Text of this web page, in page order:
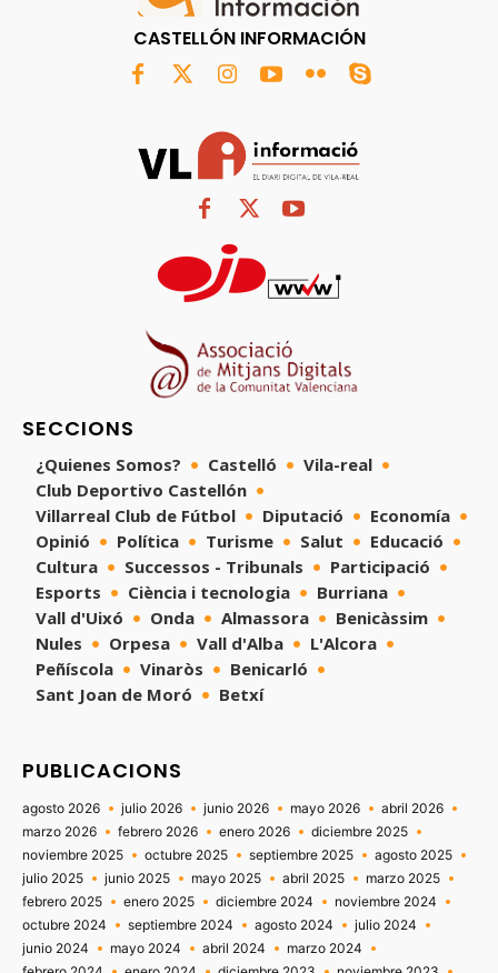
CASTELLÓN INFORMACIÓN
SECCIONS
¿Quienes Somos? Castelló
Vila-real
Club Deportivo Castellón
Villarreal Club de Fútbol
Diputació
Economía
Opinió
Política Turisme Salut
Educació
Cultura
Successos - Tribunals
Participació
Esports
Ciència i tecnologia
Burriana
Vall d'Uixó
Onda Almassora
Benicàssim
Nules
Orpesa Vall d'Alba
L'Alcora
Peñíscola
Vinaròs
Benicarló
Sant Joan de Moró
Betxí
PUBLICACIONS
agosto 2026 julio 2026 junio 2026 mayo 2026
abril 2026
marzo 2026
febrero 2026 enero 2026
diciembre 2025
noviembre 2025
octubre 2025 septiembre 2025
agosto 2025
julio 2025
junio 2025 mayo 2025 abril 2025
marzo 2025
febrero 2025
enero 2025 diciembre 2024
noviembre 2024
octubre 2024
septiembre 2024 agosto 2024
julio 2024
junio 2024
mayo 2024 abril 2024
marzo 2024